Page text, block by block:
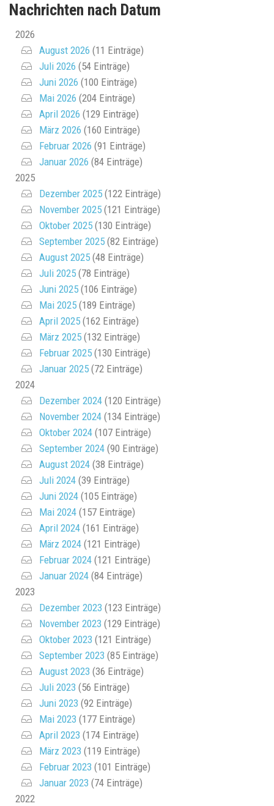
Nachrichten nach Datum
2026
August 2026 (11 Einträge)
Juli 2026 (54 Einträge)
Juni 2026 (100 Einträge)
Mai 2026 (204 Einträge)
April 2026 (129 Einträge)
März 2026 (160 Einträge)
Februar 2026 (91 Einträge)
Januar 2026 (84 Einträge)
2025
Dezember 2025 (122 Einträge)
November 2025 (121 Einträge)
Oktober 2025 (130 Einträge)
September 2025 (82 Einträge)
August 2025 (48 Einträge)
Juli 2025 (78 Einträge)
Juni 2025 (106 Einträge)
Mai 2025 (189 Einträge)
April 2025 (162 Einträge)
März 2025 (132 Einträge)
Februar 2025 (130 Einträge)
Januar 2025 (72 Einträge)
2024
Dezember 2024 (120 Einträge)
November 2024 (134 Einträge)
Oktober 2024 (107 Einträge)
September 2024 (90 Einträge)
August 2024 (38 Einträge)
Juli 2024 (39 Einträge)
Juni 2024 (105 Einträge)
Mai 2024 (157 Einträge)
April 2024 (161 Einträge)
März 2024 (121 Einträge)
Februar 2024 (121 Einträge)
Januar 2024 (84 Einträge)
2023
Dezember 2023 (123 Einträge)
November 2023 (129 Einträge)
Oktober 2023 (121 Einträge)
September 2023 (85 Einträge)
August 2023 (36 Einträge)
Juli 2023 (56 Einträge)
Juni 2023 (92 Einträge)
Mai 2023 (177 Einträge)
April 2023 (174 Einträge)
März 2023 (119 Einträge)
Februar 2023 (101 Einträge)
Januar 2023 (74 Einträge)
2022